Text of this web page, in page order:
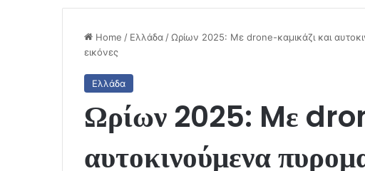
Home / Ελλάδα /Ωρίων 2025: Mε drone-καμικάζι και
εικόνες
Ελλάδα
Ωρίων 2025: Mε
αυτοκινούμενα